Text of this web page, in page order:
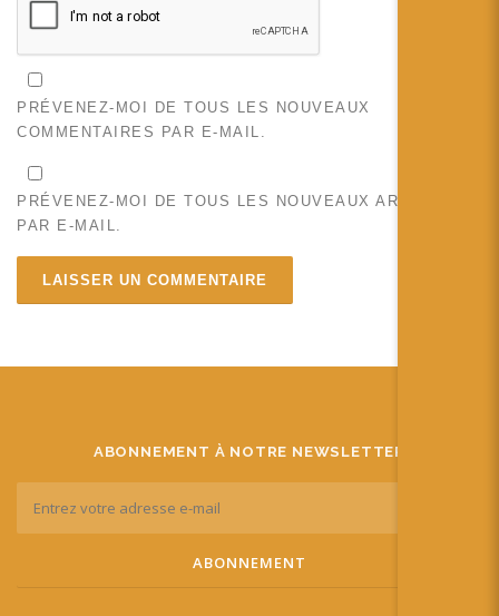
PRÉVENEZ-MOI DE TOUS LES NOUVEAUX
COMMENTAIRES PAR E-MAIL.
PRÉVENEZ-MOI DE TOUS LES NOUVEAUX ARTICLES
PAR E-MAIL.
ABONNEMENT À NOTRE NEWSLETTER